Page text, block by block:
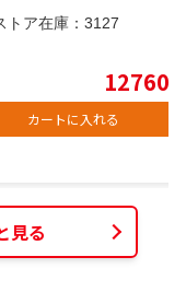
トア在庫： 3127
12760
カートに入れる
見る